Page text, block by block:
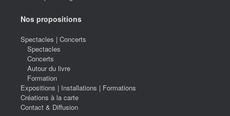
Nos propositions
Spectacles | Concerts
Spectacles
Concerts
Autour du livre
Formation
Expositions | Installations | Formations
Créations à la carte
Contact & Diffusion